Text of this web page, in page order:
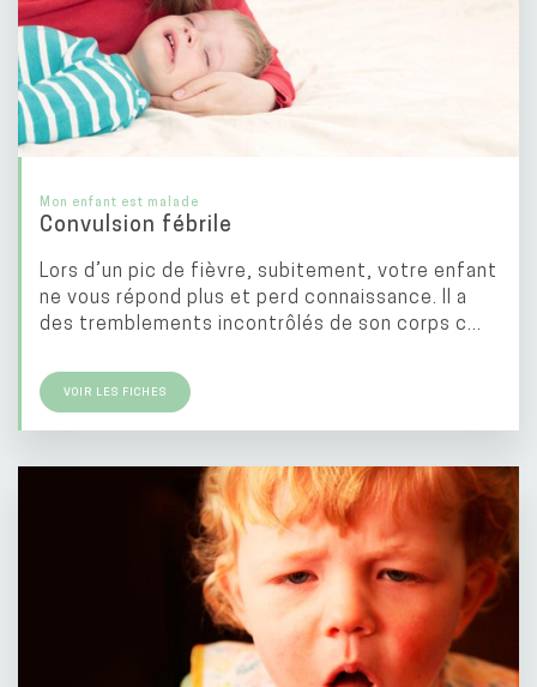
Mon enfant est malade
Convulsion fébrile
Lors d’un pic de fièvre, subitement, votre enfant
ne vous répond plus et perd connaissance. Il a
des tremblements incontrôlés de son corps c...
VOIR LES FICHES